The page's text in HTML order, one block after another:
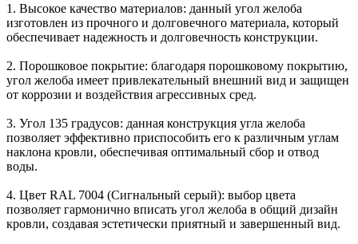
1. Высокое качество материалов: данный угол желоба
изготовлен из прочного и долговечного материала, который
обеспечивает надежность и долговечность конструкции.
2. Порошковое покрытие: благодаря порошковому покрытию,
угол желоба имеет привлекательный внешний вид и защищен
от коррозии и воздействия агрессивных сред.
3. Угол 135 градусов: данная конструкция угла желоба
позволяет эффективно приспособить его к различным углам
наклона кровли, обеспечивая оптимальный сбор и отвод
воды.
4. Цвет RAL 7004 (Сигнальный серый): выбор цвета
позволяет гармонично вписать угол желоба в общий дизайн
кровли, создавая эстетически приятный и завершенный вид.